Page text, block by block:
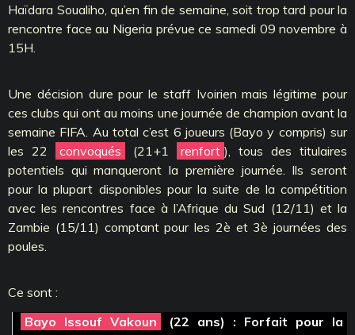
Haïdara Soualiho, qu’en fin de semaine, soit trop tard pour la
rencontre face au Nigeria prévue ce samedi 09 novembre à
15H.
Une décision dure pour le staff Ivoirien mais légitime pour
ces clubs qui ont au moins une journée de champion avant la
semaine FIFA. Au total c’est 6 joueurs (Bayo y compris) sur
les 22
convoqués (21+1 renfort ), tous des titulaires
potentiels qui manqueront la première journée. Ils seront
pour la plupart disponibles pour la suite de la compétition
avec les rencontres face à l’Afrique du Sud (12/11) et la
Zambie (15/11) comptant pour les 2è et 3è journées des
poules.
Ce sont :
Bayo Issouf Vakoun
(22 ans) : Forfait pour la